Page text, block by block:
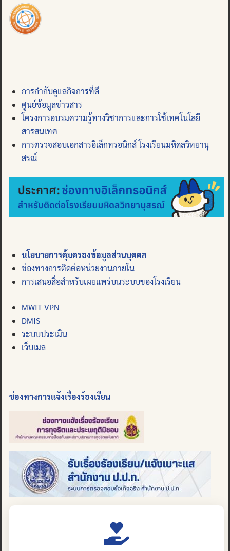
การกำกับดูแลกิจการที่ดี
ศูนย์ข้อมูลข่าวสาร
โครงการอบรมความรู้ทางวิชาการและการใช้เทคโนโลยี
สารสนเทศ
การตรวจสอบเอกสารอิเล็กทรอนิกส์ โรงเรียนมหิดลวิทยานุ
สรณ์
นโยบายการคุ้มครองข้อมูลส่วนบุคคล
ช่องทางการติดต่อหน่วยงานภายใน
การเสนอสื่อสำหรับเผยแพร่บนระบบของโรงเรียน
MWIT VPN
DMIS
ระบบประเมิน
เว็บเมล
ช่องทางการแจ้งเรื่องร้องเรียน